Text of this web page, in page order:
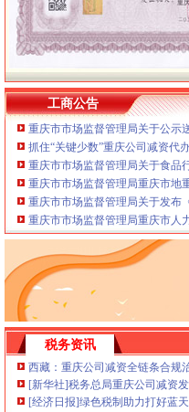
工商公告
重庆市市场监督管理局关于公示
抓住“关键少数”重庆公司减资代
重庆市市场监督管理局关于食品
重庆市市场监督管理局重庆市地
重庆市市场监督管理局关于发布
重庆市市场监督管理局重庆市人
税务资讯
西藏：重庆公司减资全链条合规
[新华社]税务总局重庆公司减资
[经济日报]绿色税制助力打好蓝